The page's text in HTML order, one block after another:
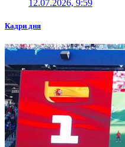
12.07.2026, 9:59
Кадри дня